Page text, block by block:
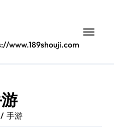
www.189shouji.com
手游